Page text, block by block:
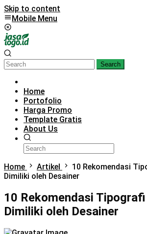
Skip to content
Mobile Menu
Search
Home
Portofolio
Harga Promo
Template Gratis
About Us
Home Artikel
10 Rekomendasi
Dimiliki oleh Desainer
10 Rekomendasi
Dimiliki oleh Desainer